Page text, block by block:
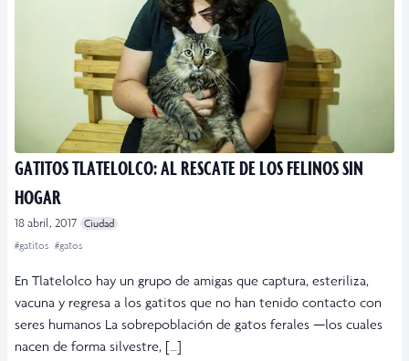
GATITOS TLATELOLCO: AL RESCATE DE LOS FELINOS SIN
HOGAR
18 abril, 2017 Ciudad
#gatitos #gatos
En Tlatelolco hay un grupo de amigas que captura, esteriliza,
vacuna y regresa a los gatitos que no han tenido contacto con
seres humanos La sobrepoblación de gatos ferales —los cuales
nacen de forma silvestre, […]